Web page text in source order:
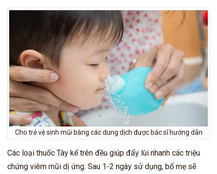
Cho trẻ vệ sinh mũi bằng các dung dịch được bác sĩ hướng dẫn
Các loại thuốc Tây kể trên đều giúp đẩy lùi nhanh các triệu
chứng viêm mũi dị ứng. Sau 1-2 ngày sử dụng, bố mẹ sẽ